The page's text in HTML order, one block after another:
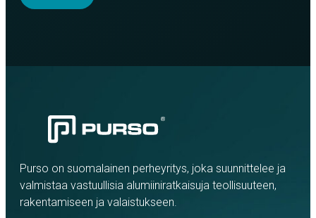
Purso on suomalainen perheyritys, joka suunnittelee ja
valmistaa vastuullisia alumiiniratkaisuja teollisuuteen,
rakentamiseen ja valaistukseen.